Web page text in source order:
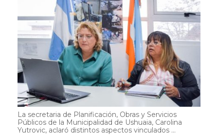
La secretaria de Planificación, Obras y Servicios
Públicos de la Municipalidad de Ushuaia, Carolina
Yutrovic, aclaró distintos aspectos vinculados ...